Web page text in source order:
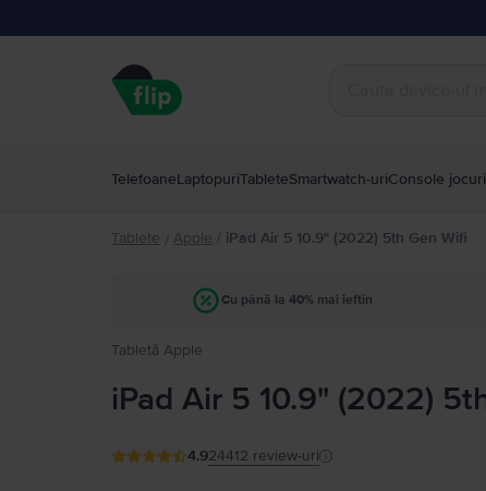
TelefoaneLaptopuriTableteSmartwatch-uriConsole jocuri
Tablete / Apple / iPad Air 5 10.9" (2022) 5th Gen Wifi
Cu până la 40% mai ieftin
Tabletă Apple
iPad Air 5 10.9" (2022)
4.924412 review-uri